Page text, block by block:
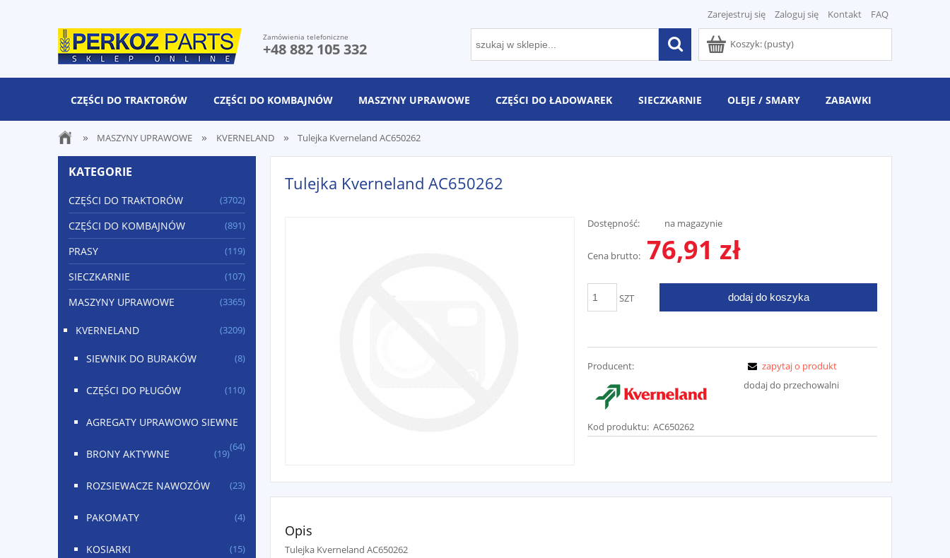
Zarejestruj się Zaloguj się Kontakt FAQ
Koszyk:(pusty)
Zamówienia telefoniczne
+48 882 105 332
CZĘŚCI DO TRAKTORÓW CZĘŚCI DO KOMBAJNÓW MASZYNY UPRAWOWE CZĘŚCI DO ŁADOWAREK SIECZKARNIE OLEJE / SMARY ZABAWKI
» MASZYNY UPRAWOWE » KVERNELAND » Tulejka Kverneland AC650262
KATEGORIE
CZĘŚCI DO TRAKTORÓW (3702)
CZĘŚCI DO KOMBAJNÓW (891)
PRASY (119)
SIECZKARNIE (107)
MASZYNY UPRAWOWE (3365)
KVERNELAND (3209)
SIEWNIK DO BURAKÓW (8)
CZĘŚCI DO PŁUGÓW (110)
AGREGATY UPRAWOWO SIEWNE
(64)
BRONY AKTYWNE (19)
ROZSIEWACZE NAWOZÓW (23)
PAKOMATY (4)
KOSIARKI (15)
Tulejka Kverneland AC650262
Dostępność: na magazynie
Cena brutto: 76,91 zł
SZT dodaj do koszyka
Producent:
Kod produktu: AC650262
zapytaj o produkt
dodaj do przechowalni
Opis
Tulejka Kverneland AC650262